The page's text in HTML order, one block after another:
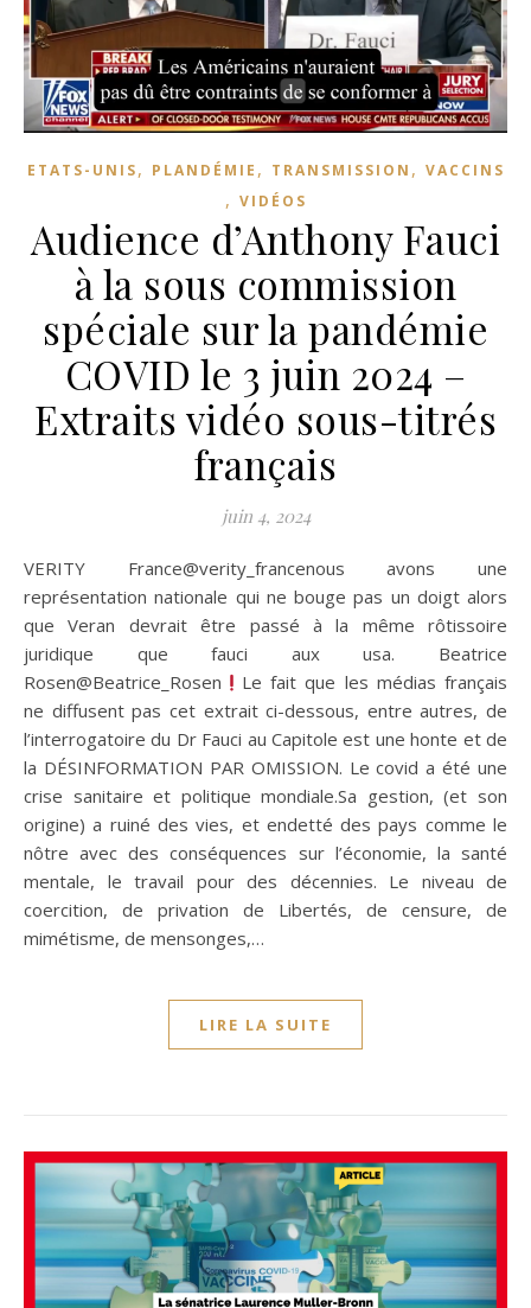
ETATS-UNIS, PLANDÉMIE , TRANSMISSION , VACCINS
, VIDÉOS
Audience d’Anthony Fauci
à la sous commission
spéciale sur la pandémie
COVID le 3 juin 2024 –
Extraits vidéo sous-titrés
français
juin 4, 2024
VERITY France@verity_francenous avons une
représentation nationale qui ne bouge pas un doigt alors
que Veran devrait être passé à la même rôtissoire
juridique que fauci aux usa. Beatrice
Rosen@Beatrice_Rosen
Le fait que les médias français
ne diffusent pas cet extrait ci-dessous, entre autres, de
l’interrogatoire du Dr Fauci au Capitole est une honte et de
la DÉSINFORMATION PAR OMISSION. Le covid a été une
crise sanitaire et politique mondiale.Sa gestion, (et son
origine) a ruiné des vies, et endetté des pays comme le
nôtre avec des conséquences sur l’économie, la santé
mentale, le travail pour des décennies. Le niveau de
coercition, de privation de Libertés, de censure, de
mimétisme, de mensonges,…
LIRE LA SUITE